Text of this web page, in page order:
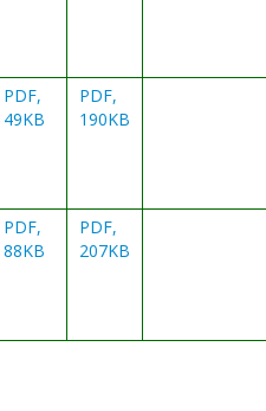
PDF,
49KB
PDF,
190KB
PDF,
88KB
PDF,
207KB